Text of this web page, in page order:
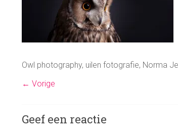
Owl photography, uilen fotografie, Norma
← Vorige
Geef een reactie